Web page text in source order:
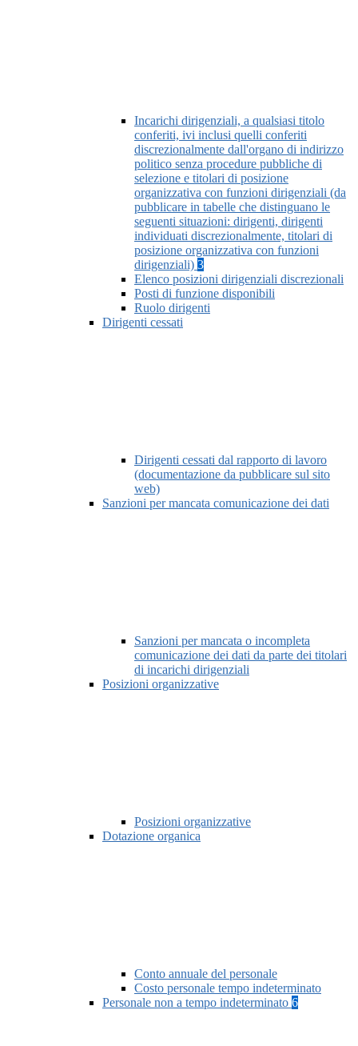
Incarichi dirigenziali, a qualsiasi titolo
conferiti, ivi inclusi quelli conferiti
discrezionalmente dall'organo di indirizzo
politico senza procedure pubbliche di
selezione e titolari di posizione
organizzativa con funzioni dirigenziali (da
pubblicare in tabelle che distinguano le
seguenti situazioni: dirigenti, dirigenti
individuati discrezionalmente, titolari di
posizione organizzativa con funzioni
dirigenziali) 3
Elenco posizioni dirigenziali discrezionali
Posti di funzione disponibili
Ruolo dirigenti
Dirigenti cessati
Dirigenti cessati dal rapporto di lavoro
(documentazione da pubblicare sul sito
web)
Sanzioni per mancata comunicazione dei dati
Sanzioni per mancata o incompleta
comunicazione dei dati da parte dei titolari
di incarichi dirigenziali
Posizioni organizzative
Posizioni organizzative
Dotazione organica
Conto annuale del personale
Costo personale tempo indeterminato
Personale non a tempo indeterminato 6